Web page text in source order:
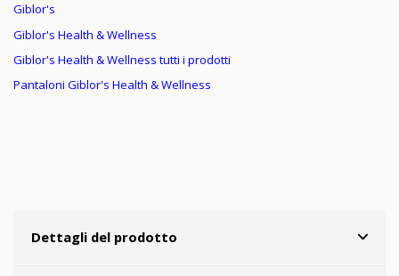
Giblor's
Giblor's Health & Wellness
Giblor's Health & Wellness tutti i prodotti
Pantaloni Giblor's Health & Wellness
Dettagli del prodotto